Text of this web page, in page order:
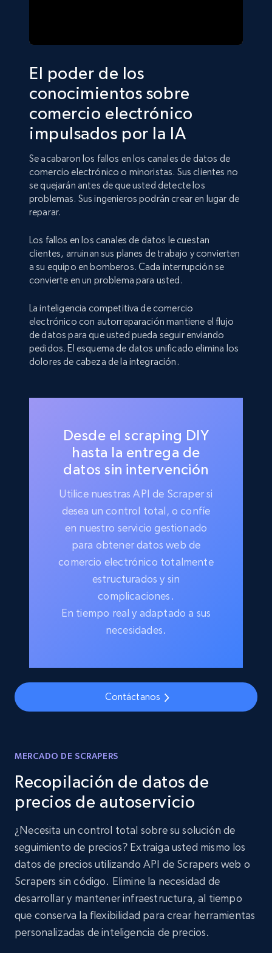
El poder de los
conocimientos sobre
comercio electrónico
impulsados por la IA
Se acabaron los fallos en los canales de datos de
comercio electrónico o minoristas. Sus clientes no
se quejarán antes de que usted detecte los
problemas. Sus ingenieros podrán crear en lugar de
reparar.
Los fallos en los canales de datos le cuestan
clientes, arruinan sus planes de trabajo y convierten
a su equipo en bomberos. Cada interrupción se
convierte en un problema para usted.
La inteligencia competitiva de comercio
electrónico con autorreparación mantiene el flujo
de datos para que usted pueda seguir enviando
pedidos. El esquema de datos unificado elimina los
dolores de cabeza de la integración.
Desde el scraping DIY
hasta la entrega de
datos sin intervención
Utilice nuestras API de Scraper si
desea un control total, o confíe
en nuestro servicio gestionado
para obtener datos web de
comercio electrónico totalmente
estructurados y sin
complicaciones.
En tiempo real y adaptado a sus
necesidades.
Contáctanos
MERCADO DE SCRAPERS
Recopilación de datos de
precios de autoservicio
¿Necesita un control total sobre su solución de
seguimiento de precios? Extraiga usted mismo los
datos de precios utilizando API de Scrapers web o
Scrapers sin código. Elimine la necesidad de
desarrollar y mantener infraestructura, al tiempo
que conserva la flexibilidad para crear herramientas
personalizadas de inteligencia de precios.